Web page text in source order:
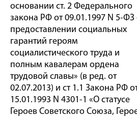
основании ст. 2 Федерального
закона РФ от 09.01.1997 N 5-ФЗ
предоставлении социальных
гарантий героям
социалистического труда и
полным кавалерам ордена
трудовой славы» (в ред. от
02.07.2013) и ст 1.1 Закона РФ
15.01.1993 N 4301-1 «О статусе
Героев Советского Союза,